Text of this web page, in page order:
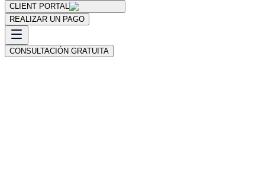
CLIENT PORTAL
REALIZAR UN PAGO
CONSULTACIÓN GRATUITA